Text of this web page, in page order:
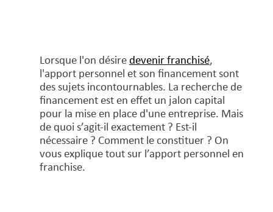
Lorsque l'on désire devenir franchisé,
l'apport personnel et son financement sont
des sujets incontournables. La recherche de
financement est en effet un jalon capital
pour la mise en place d'une entreprise. Mais
de quoi s’agit-il exactement ? Est-il
nécessaire ? Comment le constituer ? On
vous explique tout sur l’apport personnel en
franchise.